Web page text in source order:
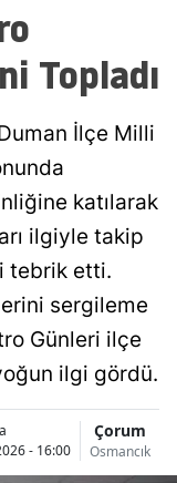
Amasya
Ankara
Aydın
Balıkesir
Bingöl
Bitlis
Burdur
Topladı
İlçe Milli
katılarak
ilgiyle takip
tebrik etti.
sergileme
Günleri ilçe
ilgi gördü.
- 16:00
Çorum
Osmancık